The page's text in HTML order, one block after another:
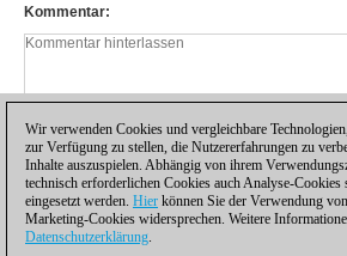
Kommentar
Wir verwenden Cookies und vergleichbare
zur Verfügung zu stellen, die Nutzererfahrungen zu
Inhalte auszuspielen. Abhängig von ihrem
technisch erforderlichen Cookies auch Analyse-
eingesetzt werden. Hier können Sie der Verwendung
Marketing-Cookies widersprechen. Weitere
Datenschutzerklärung.